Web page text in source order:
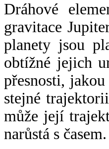
Dráhové
gravitace
planety jsou
obtížné jejich
přesnosti,
stejné
může její
narůstá s časem.